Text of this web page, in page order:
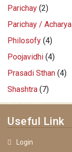
Parichay (2)
Parichay / Acharya
Philosofy (4)
Poojavidhi (4)
Prasadi Sthan (4)
Shashtra (7)
Useful Link
Login